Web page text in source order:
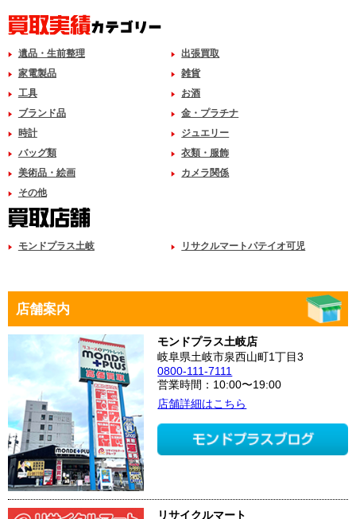
遺品・生前整理
出張買取
家電製品
雑貨
工具
お酒
ブランド品
金・プラチナ
時計
ジュエリー
バッグ類
衣類・服飾
美術品・絵画
カメラ関係
その他
モンドプラス土岐 リサクルマートパテイオ可児
店舗案内
モンドプラス土岐店
岐阜県土岐市泉西山町1丁目3
0800-111-7111
営業時間：10:00〜19:00
店舗詳細はこちら
リサイクルマート